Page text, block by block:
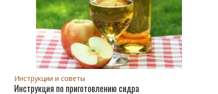
Инструкции и советы
Инструкция по приготовлению сидра